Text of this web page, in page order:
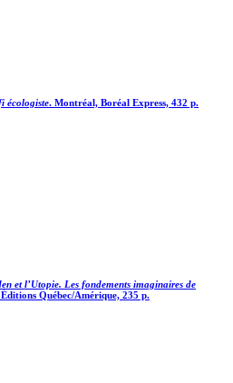
écologiste. Montréal, Boréal Express, 432 p.
et l’Utopie. Les fondements imaginaires de
Québec/Amérique, 235 p.